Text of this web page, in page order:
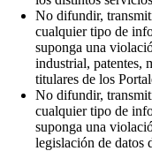
No difundir,
cualquier tipo de
suponga una
industrial, patentes,
titulares de los
No difundir,
cualquier tipo de
suponga una
legislación de datos